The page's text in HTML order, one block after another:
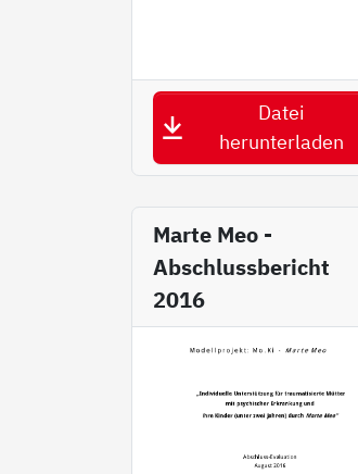
Datei
herunterladen
Marte Meo -
Abschlussbericht
2016